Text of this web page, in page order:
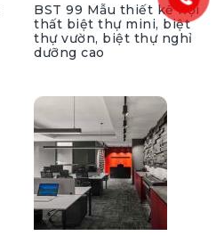
BST 99 Mẫu thiết kế nội
thất biệt thự mini, biệt
thự vườn, biệt thự nghỉ
dưỡng cao